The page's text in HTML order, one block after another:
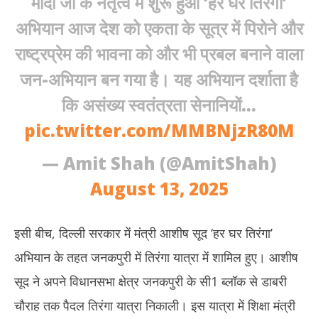
अभियान आज देश को एकता के सूत्र में पिरोने और
राष्ट्रप्रेम की भावना को और भी प्रबल बनाने वाला
जन-अभियान बन गया है। यह अभियान दर्शाता है
कि असंख्य स्वतंत्रता सेनानियों…
pic.twitter.com/MMBNjzR80M
— Amit Shah (@AmitShah)
August 13, 2025
इसी बीच, दिल्ली सरकार में मंत्री आशीष सूद ‘हर घर तिरंगा’
अभियान के तहत जनकपुरी में तिरंगा यात्रा में शामिल हुए। आशीष
सूद ने अपने विधानसभा क्षेत्र जनकपुरी के सी1 ब्लॉक से डाबरी
चौराह तक पैदल तिरंगा यात्रा निकाली। इस यात्रा में शिक्षा मंत्री